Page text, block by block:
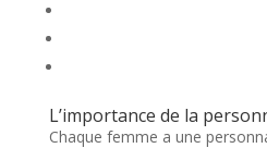
L’importance de la
Chaque femme a une